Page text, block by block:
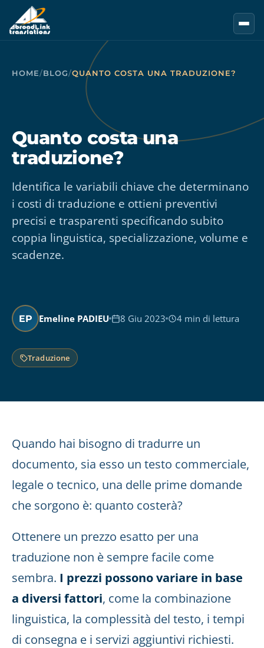
Vai al contenuto principale
HOME/BLOG/QUANTO COSTA UNA TRADUZIONE?
Quanto costa una
traduzione?
Identifica le variabili chiave che determinano
i costi di traduzione e ottieni preventivi
precisi e trasparenti specificando subito
coppia linguistica, specializzazione, volume e
scadenze.
EP Emeline PADIEU 8 Giu 2023 4 min di lettura
Traduzione
Quando hai bisogno di tradurre un
documento, sia esso un testo commerciale,
legale o tecnico, una delle prime domande
che sorgono è: quanto costerà?
Ottenere un prezzo esatto per una
traduzione non è sempre facile come
sembra. I prezzi possono variare in base
a diversi fattori, come la combinazione
linguistica, la complessità del testo, i tempi
di consegna e i servizi aggiuntivi richiesti.